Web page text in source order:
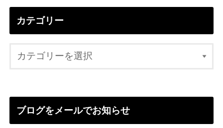
カテゴリー
ブログをメールでお知らせ